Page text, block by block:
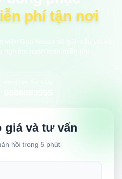
phí tận nơi
giá và tư vấn
hồi trong 5 phút